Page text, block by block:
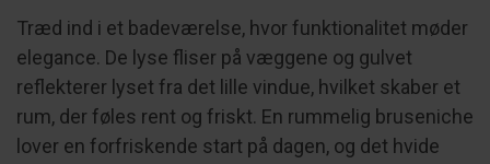
Træd ind i et badeværelse, hvor funktionalitet møder
elegance. De lyse fliser på væggene og gulvet
reflekterer lyset fra det lille vindue, hvilket skaber et
rum, der føles rent og friskt. En rummelig bruseniche
lover en forfriskende start på dagen, og det hvide